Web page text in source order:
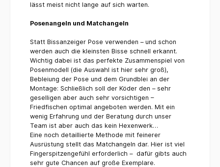
lässt meist nicht lange auf sich warten.
Posenangeln und Matchangeln
Statt Bissanzeiger Pose verwenden – und schon
werden auch die kleinsten Bisse schnell erkannt.
Wichtig dabei ist das perfekte Zusammenspiel von
Posenmodell (die Auswahl ist hier sehr groß),
Bebleiung der Pose und dem Grundblei an der
Montage: Schließlich soll der Köder den – sehr
geselligen aber auch sehr vorsichtigen –
Friedfischen optimal angeboten werden. Mit ein
wenig Erfahrung und der Beratung durch unser
Team ist aber auch das kein Hexenwerk…
Eine noch detaillierte Methode mit feinerer
Ausrüstung stellt das Matchangeln dar. Hier ist viel
Fingerspitzengefühl erforderlich – dafür gibts auch
sehr gute Chancen auf große Exemplare.